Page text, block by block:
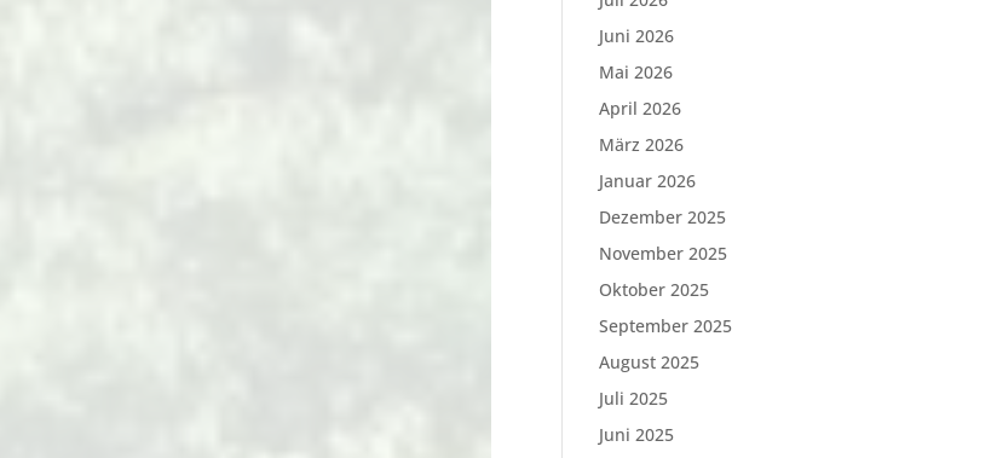
Juni 2026
Mai 2026
April 2026
März 2026
Januar 2026
Dezember 2025
November 2025
Oktober 2025
September 2025
August 2025
Juli 2025
Juni 2025